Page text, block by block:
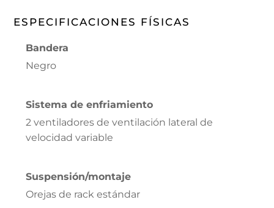
ESPECIFICACIONES FÍSICAS
Bandera
Negro
Sistema de enfriamiento
2 ventiladores de ventilación lateral de
velocidad variable
Suspensión/montaje
Orejas de rack estándar